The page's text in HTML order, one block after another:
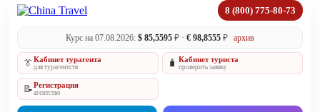
8 (800) 775-80-73
Курс на 07.08.2026: $ 85,5595 ₽ · € 98,8555 ₽ архив
👔Кабинет турагента
для турагентств 🧳 Кабинет туриста
проверить заявку
📝Регистрация
агентство